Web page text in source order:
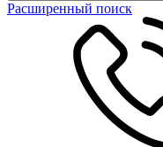
Расширенный поиск